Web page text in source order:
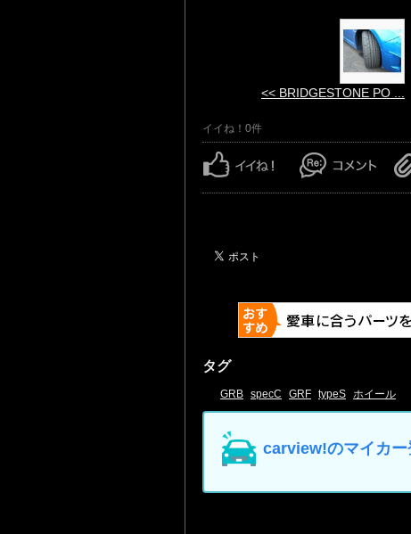
<< BRIDGESTONE PO ...
イイね！0件
タグ
GRB specC GRF typeS ホイール
carview!のマイカー